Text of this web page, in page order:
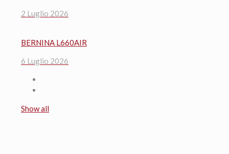
2 Luglio 2026
BERNINA L660AIR
6 Luglio 2026
Show all